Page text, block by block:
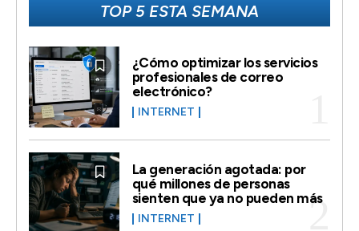
TOP 5 ESTA SEMANA
¿Cómo optimizar los servicios
profesionales de correo
electrónico?
INTERNET
La generación agotada: por
qué millones de personas
sienten que ya no pueden más
INTERNET